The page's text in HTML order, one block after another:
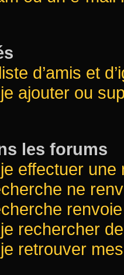
d’amis et
ajouter ou
les forums
effectuer
ne
rechercher
retrouver